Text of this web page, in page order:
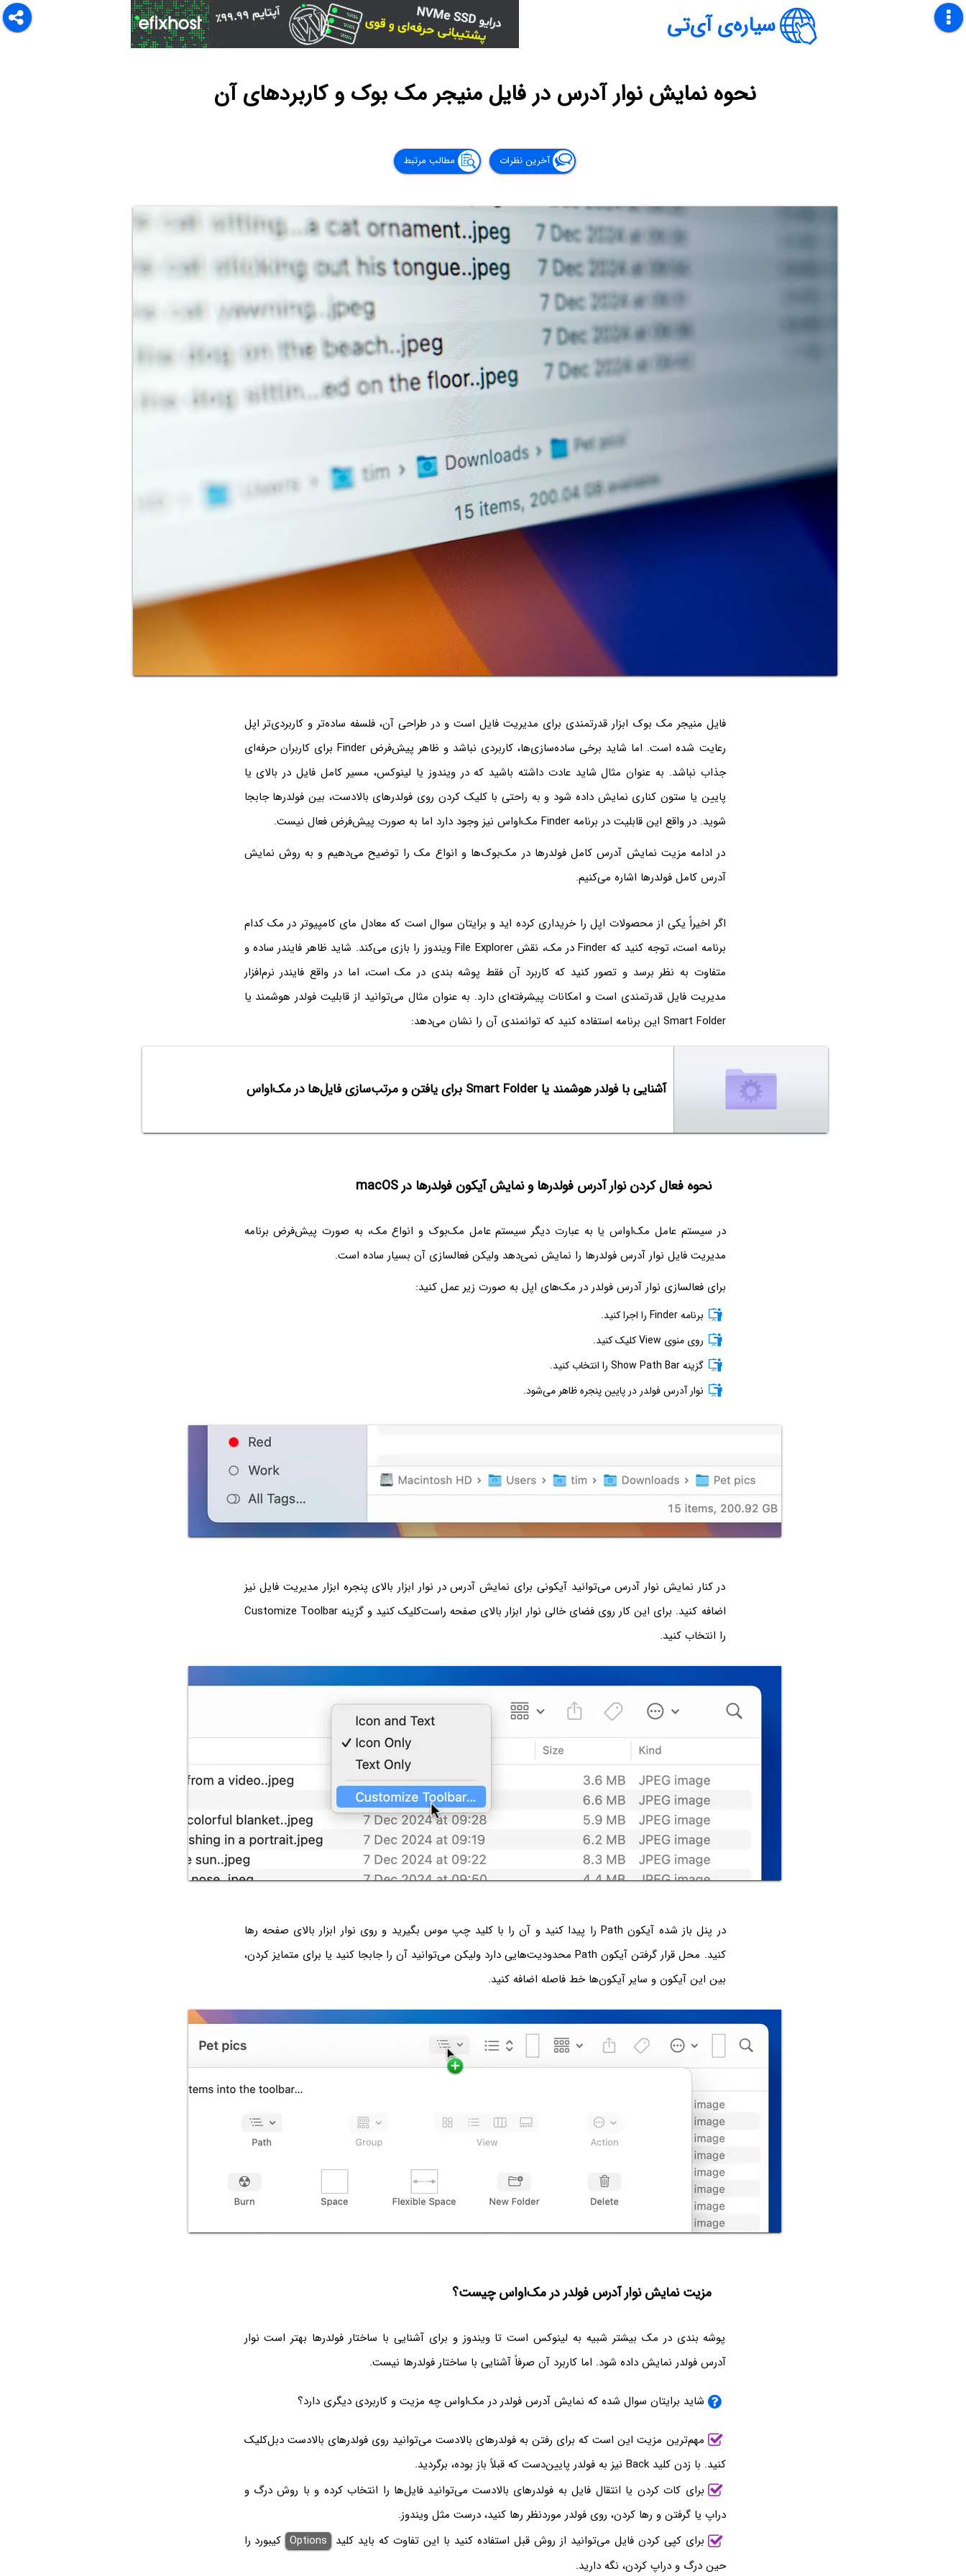
سیاره‌ی آی‌تی
نحوه نمایش نوار آدرس در فایل منیجر مک بوک و کاربردهای آن
آخرین نظرات مطالب مرتبط
فایل منیجر مک بوک ابزار قدرتمندی برای مدیریت فایل است و در طراحی آن، فلسفه ساده‌تر و کاربردی‌تر اپل
رعایت شده است. اما شاید برخی ساده‌سازی‌ها، کاربردی نباشد و ظاهر پیش‌فرض Finder برای کاربران حرفه‌ای
جذاب نباشد. به عنوان مثال شاید عادت داشته باشید که در ویندوز یا لینوکس، مسیر کامل فایل در بالای یا
پایین یا ستون کناری نمایش داده شود و به راحتی با کلیک کردن روی فولدرهای بالادست، بین فولدرها جابجا
شوید. در واقع این قابلیت در برنامه Finder مک‌او‌اس نیز وجود دارد اما به صورت پیش‌فرض فعال نیست.
در ادامه مزیت نمایش آدرس کامل فولدرها در مک‌بوک‌ها و انواع مک را توضیح می‌دهیم و به روش نمایش
آدرس کامل فولدرها اشاره می‌کنیم.
اگر اخیراً یکی از محصولات اپل را خریداری کرده اید و برایتان سوال است که معادل مای کامپیوتر در مک کدام
برنامه است، توجه کنید که Finder در مک، نقش File Explorer ویندوز را بازی می‌کند. شاید ظاهر فایندر ساده و
متفاوت به نظر برسد و تصور کنید که کاربرد آن فقط پوشه بندی در مک است، اما در واقع فایندر نرم‌افزار
مدیریت فایل قدرتمندی است و امکانات پیشرفته‌ای دارد. به عنوان مثال می‌توانید از قابلیت فولدر هوشمند یا
Smart Folder این برنامه استفاده کنید که توانمندی آن را نشان می‌دهد:
آشنایی با فولدر هوشمند یا Smart Folder برای یافتن و مرتب‌سازی فایل‌ها در مک‌او‌اس
نحوه فعال کردن نوار آدرس فولدرها و نمایش آیکون فولدرها در macOS
در سیستم عامل مک‌او‌اس یا به عبارت دیگر سیستم عامل مک‌بوک و انواع مک، به صورت پیش‌فرض برنامه
مدیریت فایل نوار آدرس فولدرها را نمایش نمی‌دهد ولیکن فعالسازی آن بسیار ساده است.
برای فعالسازی نوار آدرس فولدر در مک‌های اپل به صورت زیر عمل کنید:
برنامه Finder را اجرا کنید.
روی منوی View کلیک کنید.
گزینه Show Path Bar را انتخاب کنید.
نوار آدرس فولدر در پایین پنجره ظاهر می‌شود.
در کنار نمایش نوار آدرس می‌توانید آیکونی برای نمایش آدرس در نوار ابزار بالای پنجره ابزار مدیریت فایل نیز
اضافه کنید. برای این کار روی فضای خالی نوار ابزار بالای صفحه راست‌کلیک کنید و گزینه Customize Toolbar
را انتخاب کنید.
در پنل باز شده آیکون Path را پیدا کنید و آن را با کلید چپ موس بگیرید و روی نوار ابزار بالای صفحه رها
کنید. محل قرار گرفتن آیکون Path محدودیت‌هایی دارد ولیکن می‌توانید آن را جابجا کنید یا برای متمایز کردن،
بین این آیکون و سایر آیکون‌ها خط فاصله اضافه کنید.
مزیت نمایش نوار آدرس فولدر در مک‌او‌اس چیست؟
پوشه بندی در مک بیشتر شبیه به لینوکس است تا ویندوز و برای آشنایی با ساختار فولدرها بهتر است نوار
آدرس فولدر نمایش داده شود. اما کاربرد آن صرفاً آشنایی با ساختار فولدرها نیست.
شاید برایتان سوال شده که نمایش آدرس فولدر در مک‌او‌اس چه مزیت و کاربردی دیگری دارد؟
مهم‌ترین مزیت این است که برای رفتن به فولدرهای بالادست می‌توانید روی فولدرهای بالادست دبل‌کلیک
کنید. با زدن کلید Back نیز به فولدر پایین‌دست که قبلاً باز بوده، برگردید.
برای کات کردن یا انتقال فایل به فولدرهای بالادست می‌توانید فایل‌ها را انتخاب کرده و با روش درگ و
دراپ یا گرفتن و رها کردن، روی فولدر موردنظر رها کنید، درست مثل ویندوز.
برای کپی کردن فایل می‌توانید از روش قبل استفاده کنید با این تفاوت که باید کلید Options کیبورد را
حین درگ و دراپ کردن، نگه دارید.